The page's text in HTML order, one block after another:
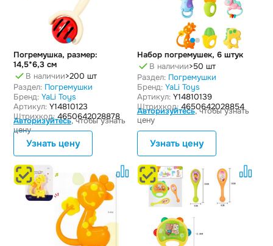
Погремушка, размер:
14,5*6,3 см
В наличии>200 шт
Раздел: Погремушки
Бренд: YaLi Toys
Артикул: Y14810123
Штрихкод: 4650642028878
Авторизуйтесь, чтобы узнать
цену
Узнать цену
Набор погремушек, 6 штук
В наличии>50 шт
Раздел: Погремушки
Бренд: YaLi Toys
Артикул:Y14810139
Штрихкод:4650642028854
Авторизуйтесь, чтобы узнать
цену
Узнать цену